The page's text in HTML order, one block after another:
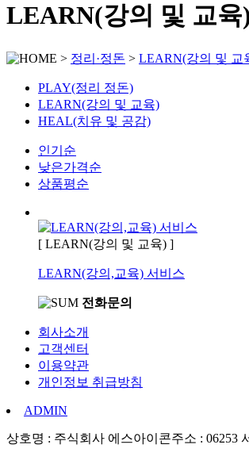
LEARN(강의 및 교육
> 정리·정돈 > LEARN(강의 및 교
PLAY(정리 정돈)
LEARN(강의 및 교육)
HEAL(치유 및 공감)
인기순
낮은가격순
상품평순
[ LEARN(강의 및 교육) ]
LEARN(강의,교육) 서비스
전화문의
회사소개
고객센터
이용약관
개인정보 취급방침
ADMIN
상호명 : 주식회사 에스아이콘주소 : 06253